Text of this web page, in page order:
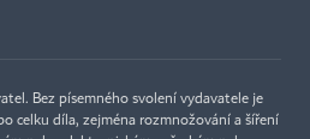
Bez písemného svolení vydavatele je
celku díla, zejména rozmnožování a šíření